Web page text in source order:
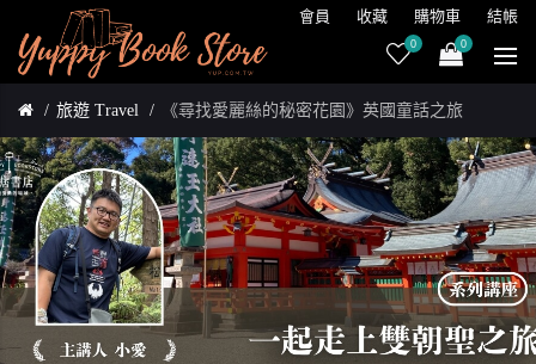
會員 收藏 購物車 結帳
0 0
旅遊 Travel 《尋找愛麗絲的秘密花園》英國童話之旅